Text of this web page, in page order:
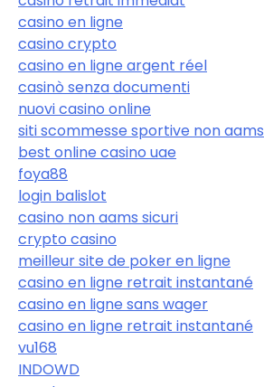
casino en ligne
casino crypto
casino en ligne argent réel
casinò senza documenti
nuovi casino online
siti scommesse sportive non aams
best online casino uae
foya88
login balislot
casino non aams sicuri
crypto casino
meilleur site de poker en ligne
casino en ligne retrait instantané
casino en ligne sans wager
casino en ligne retrait instantané
vu168
INDOWD